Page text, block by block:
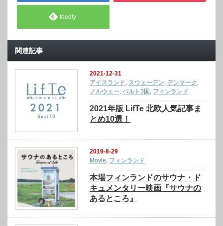
feedly
関連記事
2021-12-31
アイスランド, スウェーデン,デンマーク ,
ノルウェー,バルト3国 , フィンランド
2021年版 LifTe 北欧人気記事ま
とめ10選！
2019-8-29
Movie, フィンランド
本場フィンランドのサウナ・ド
キュメンタリー映画『サウナの
あるところ』